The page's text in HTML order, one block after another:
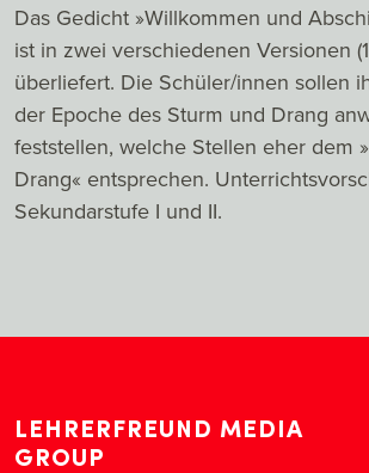
Das Gedicht »Willkommen und
ist in zwei verschiedenen Versionen
überliefert. Die Schüler/innen sollen
der Epoche des Sturm und Drang
feststellen, welche Stellen eher dem
Drang« entsprechen.
Sekundarstufe I und II.
LEHRERFREUND MEDIA
GROUP